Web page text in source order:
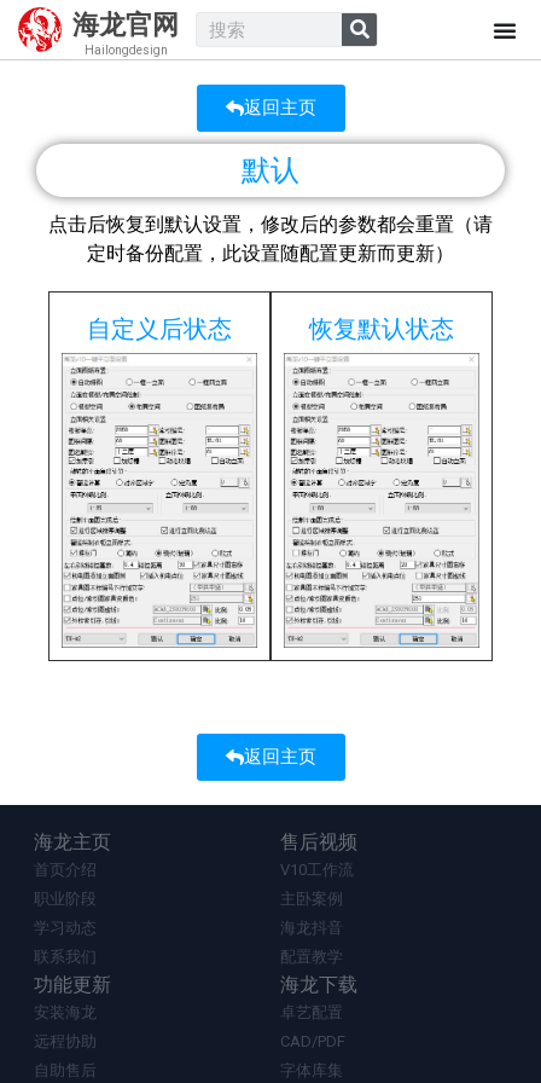
海龙官网
Hailongdesign
返回主页
默认
点击后恢复到默认设置，修改后的参数都会重置（请
定时备份配置，此设置随配置更新而更新）
自定义后状态 恢复默认状态
返回主页
海龙主页
首页介绍
职业阶段
学习动态
联系我们
售后视频
V10工作流
主卧案例
海龙抖音
配置教学
功能更新
安装海龙
远程协助
自助售后
海龙下载
卓艺配置
CAD/PDF
字体库集